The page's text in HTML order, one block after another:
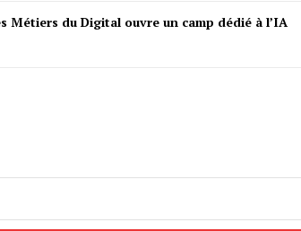
Métiers du Digital ouvre un camp dédié à l’IA